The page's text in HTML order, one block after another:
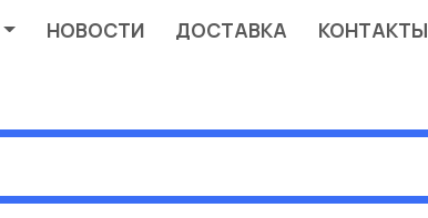
НОВОСТИ ДОСТАВКА КОНТАКТЫ